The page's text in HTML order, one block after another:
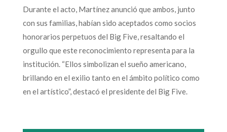
Durante el acto, Martínez anunció que ambos, junto
con sus familias, habían sido aceptados como socios
honorarios perpetuos del Big Five, resaltando el
orgullo que este reconocimiento representa para la
institución. “Ellos simbolizan el sueño americano,
brillando en el exilio tanto en el ámbito político como
en el artístico”, destacó el presidente del Big Five.